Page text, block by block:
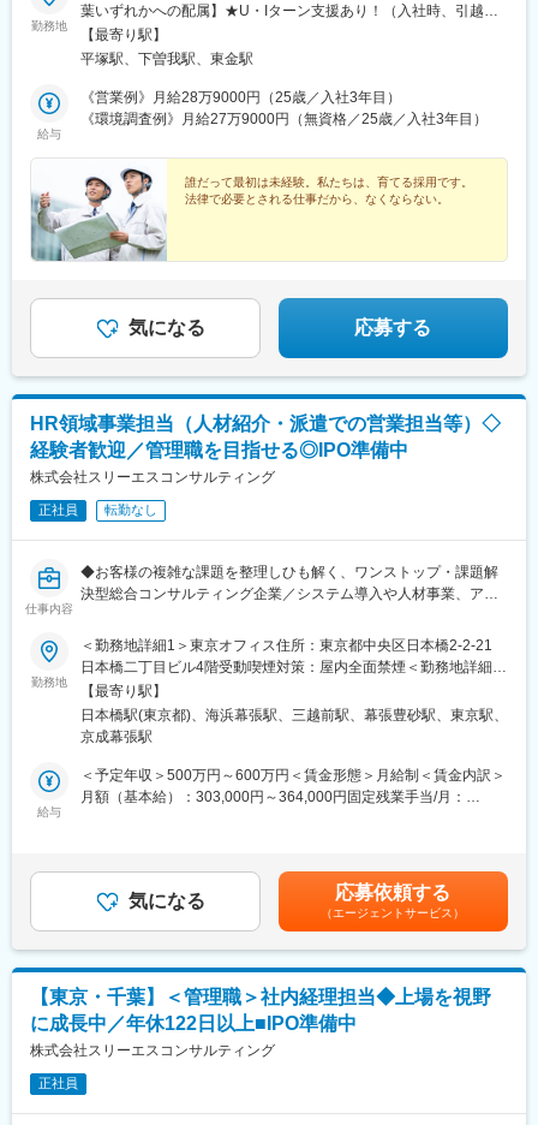
勤務地
葉いずれかへの配属】★U・Iターン支援あり！（入社時、引越費
用負担あり／3万円まで）★お住まいやご希望を考慮いたします。
―――配属先―――■本社神奈川県平塚市東豊田369▽アクセスバ
能です。■小田原支店 ※営業職のみ神奈川県小田原市田島734-
14▽アクセスバス停「田島石橋」より徒歩3分※国府津駅からも通
「家徳中橋」より徒歩1分＜受動喫煙対策あり：屋内原則禁煙＞
【最寄り駅】
平塚駅、下曽我駅、東金駅
給与
《営業例》月給28万9000円（25歳／入社3年目）
《環境調査例》月給27万9000円（無資格／25歳／入社3年目）
誰だって最初は未経験。私たちは、育てる採用です。
法律で必要とされる仕事だから、なくならない。
気になる 応募する
HR領域事業担当（人材紹介・派遣での営業担当等）◇
経験者歓迎／管理職を目指せる◎IPO準備中
株式会社スリーエスコンサルティング
正社員 転勤なし
仕事内容
◆お客様の複雑な課題を整理しひも解く、ワンストップ・課題解
決型総合コンサルティング企業／システム導入や人材事業、アウ
事業を展開◆
人材紹介・人材派遣・再就職支援（職業訓練校とのつながり
有）、採用コンサルティングの事業を展開している当社にて営業
担当の人員を増やすべくHR領域事業の担当者の募集を行います。
■業務内容
当社のHR領域（人材紹介・人材派遣・再就職支援（職業訓練校と
のつながり有）、採用コンサルティン）の業務をご経験とご希望
に合わせてアサインいたします。
●企業側
◇企業開拓
◇採用要件ヒアリング
●候補者への業務
◇求職者へのスカウト
◇応募支援
◇履歴書作成支援
勤務地
＜勤務地詳細1＞東京オフィス住所：東京都中央区日本橋2-2-21
日本橋二丁目ビル4階受動喫煙対策：屋内全面禁煙＜勤務地詳細2
＞本社住所：千葉県千葉市美浜区中瀬2-6-1 ワールドビジネスガー
デンマリブウエスト24F受動喫煙対策：屋内全面禁煙
【最寄り駅】
日本橋駅(東京都)、海浜幕張駅、三越前駅、幕張豊砂駅、東京駅、
京成幕張駅
給与
＜予定年収＞500万円～600万円＜賃金形態＞月給制＜賃金内訳＞
月額（基本給）：303,000円～364,000円固定残業手当/月：
やスキルを考慮して決定します。賃金はあくまでも目安の金額で
あり、選考を通じて上下する可能性があります。月給(月額)は固定
気になる 応募依頼する
（エージェントサービス）
【東京・千葉】＜管理職＞社内経理担当◆上場を視野
に成長中／年休122日以上■IPO準備中
株式会社スリーエスコンサルティング
正社員